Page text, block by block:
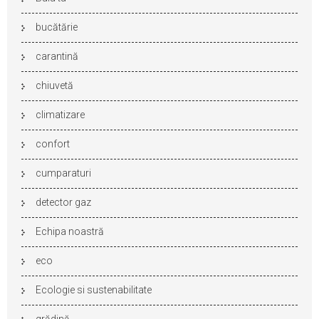
bucătărie
carantină
chiuvetă
climatizare
confort
cumparaturi
detector gaz
Echipa noastră
eco
Ecologie si sustenabilitate